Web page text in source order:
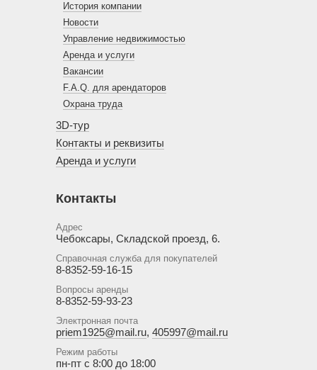
История компании
Новости
Управление недвижимостью
Аренда и услуги
Вакансии
F.A.Q. для арендаторов
Охрана труда
3D-тур
Контакты и реквизиты
Аренда и услуги
Контакты
Адрес
Чебоксары, Складской проезд, 6.
Справочная служба для покупателей
8-8352-59-16-15
Вопросы аренды
8-8352-59-93-23
Электронная почта
priem1925@mail.ru, 405997@mail.ru
Режим работы
пн-пт с 8:00 до 18:00